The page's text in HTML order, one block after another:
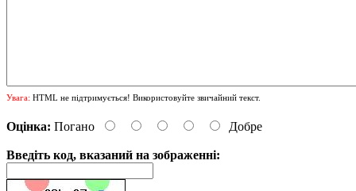
Увага: HTML не підтримується! Використовуйте звичайний текст.
Оцінка: Погано Добре
Введіть код, вказаний на зображенні: